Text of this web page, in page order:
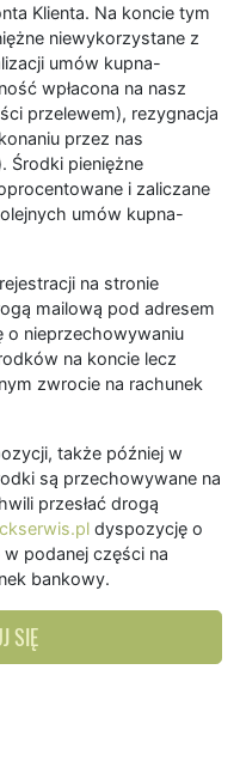
Klienta. Na koncie tym
niewykorzystane z
umów kupna-
wpłacona na nasz
przelewem), rezygnacja
przez nas
Środki pieniężne
i zaliczane
umów kupna-
na stronie
mailową pod adresem
o nieprzechowywaniu
na koncie lecz
zwrocie na rachunek
także później w
są przechowywane na
przesłać drogą
dyspozycję o
podanej części na
bankowy.
SIĘ